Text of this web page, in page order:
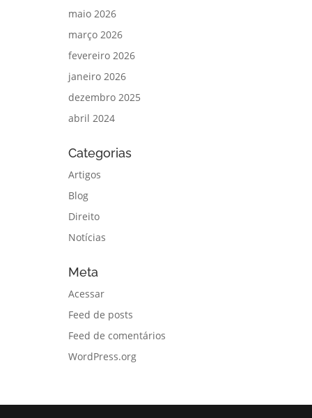
maio 2026
março 2026
fevereiro 2026
janeiro 2026
dezembro 2025
abril 2024
Categorias
Artigos
Blog
Direito
Notícias
Meta
Acessar
Feed de posts
Feed de comentários
WordPress.org